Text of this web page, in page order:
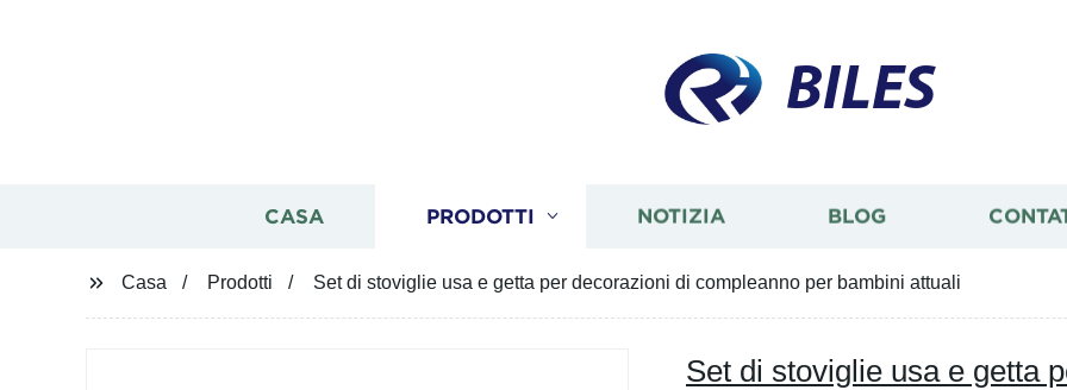
BILES
CASA PRODOTTI NOTIZIA BLOG
Casa Prodotti Set di stoviglie usa e getta per decorazioni di compleanno per bambini attuali
Set di stoviglie usa e getta